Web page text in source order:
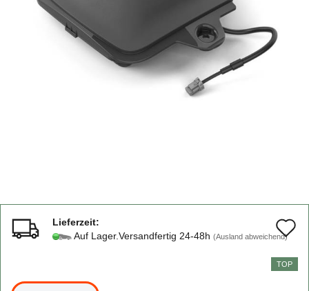
Lieferzeit:
Auf Lager.Versandfertig 24-48h (Ausland abweichend)
TOP